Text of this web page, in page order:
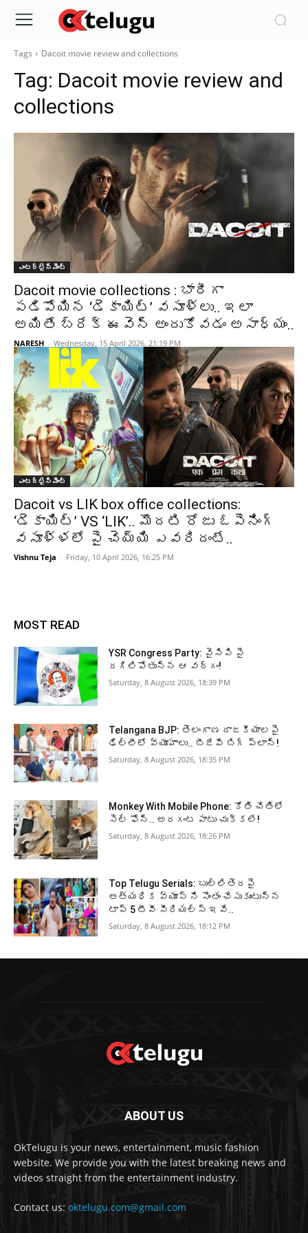
Tags Dacoit movie review and collections
Tag: Dacoit movie review and
collections
ఎంటర్టైన్మెంట్
Dacoit movie collections : భారీగా
పడిపోయిన ‘డెకాయిట్’ వసూళ్లు.. ఇలా
అయితే బ్రేక్ ఈవెన్ అందుకోవడం అసాధ్యం..
NARESH - Wednesday, 15 April 2026, 21:19 PM
ఎంటర్టైన్మెంట్
Dacoit vs LIK box office collections:
‘డెకాయిట్’ VS ‘LIK’.. మొదటి రోజు ఓపెనింగ్
వసూళ్ళలో పై చెయ్యి ఎవరిదంటే..
Vishnu Teja - Friday, 10 April 2026, 16:25 PM
MOST READ
YSR Congress Party: వైసిపి పై
రగిలిపోతున్న ఆ వర్గం!
Saturday, 8 August 2026, 18:39 PM
Telangana BJP: తెలంగాణ రాజకీయాలపై
ఢిల్లీలో వ్యూహాలు.. బీజేపీ బిగ్‌ ప్లాన్‌!
Saturday, 8 August 2026, 18:35 PM
Monkey With Mobile Phone: కోతి చేతిలో
సెల్ ఫోన్.. అరగంట పాటు చుక్కలే!
Saturday, 8 August 2026, 18:26 PM
Top Telugu Serials: బుల్లితెరపై
అత్యధిక వ్యూస్ ని సొంతం చేసుకుంటున్న
టాప్ 5 టీవీ సీరియల్స్ ఇవే..
Saturday, 8 August 2026, 18:12 PM
ABOUT US
OkTelugu is your news, entertainment, music fashion
website. We provide you with the latest breaking news and
videos straight from the entertainment industry.
Contact us: oktelugu.com@gmail.com